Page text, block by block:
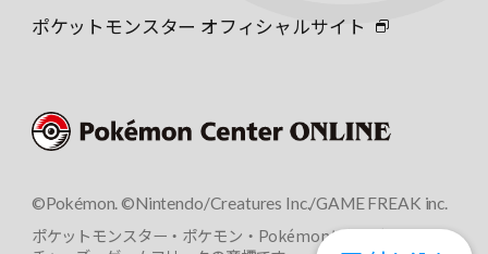
ポケットモンスター オフィシャルサイト
©Pokémon. ©Nintendo/Creatures Inc./GAME FREAK inc.
ポケットモンスター・ポケモン・Pokémonは任天堂・クリー